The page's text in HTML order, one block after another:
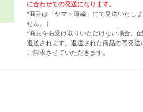
に合わせての発送になります。
*商品は「ヤマト運輸」にて発送いたし
せん。）
*商品をお受け取りいただけない場合、
返送されます。返送された商品の再発
ご請求させていただきます。